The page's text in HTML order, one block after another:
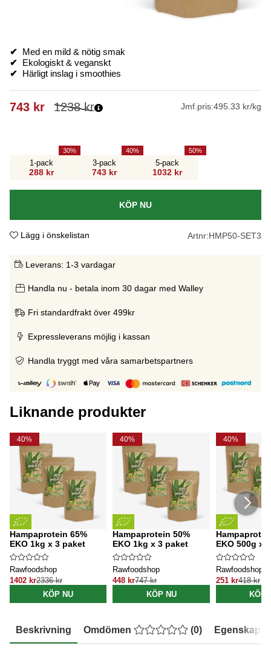
✔
Med en mild & nötig smak
✔
Ekologiskt & veganskt
✔
Härligt inslag i smoothies
1238kr
743 kr Jmf.pris:495.33 kr/kg
1-pack
288 kr
30
3-pack
743 kr
40
5-pack
1032 kr
50
KÖP NU
Lägg i önskelistan Artnr:HMP50-SET3
Leverans: 1-3 vardagar
Handla nu - betala inom 30 dagar med Walley
Fri standardfrakt över 499kr
Expressleverans möjlig i kassan
Handla tryggt med våra samarbetspartners
Liknande produkter
40%
Hampaprotein 65%
EKO 1kg x 3 paket
Rawfoodshop
1402 kr2336 kr
KÖP NU
40%
Hampaprotein 50%
EKO 1kg x 3 paket
Rawfoodshop
448 kr747 kr
KÖP NU
40%
EKO 500g x
Rawfoodshop
251 kr418 kr
KÖP
Beskrivning Omdömen (0) Egenskaper